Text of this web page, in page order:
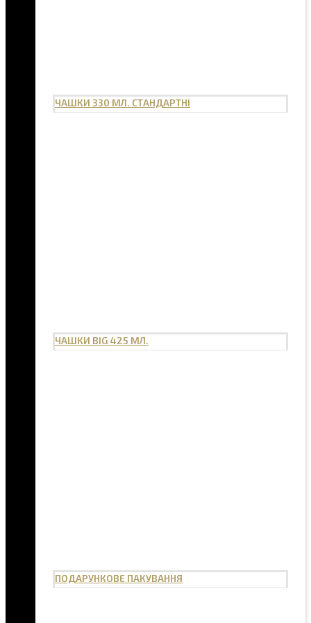
ЧАШКИ 330 МЛ. СТАНДАРТНІ
ЧАШКИ BIG 425 МЛ.
ПОДАРУНКОВЕ ПАКУВАННЯ